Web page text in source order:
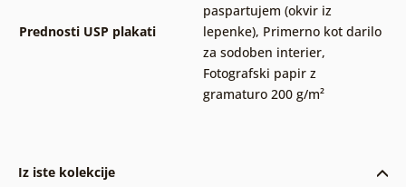
Prednosti USP plakati
paspartujem (okvir iz
lepenke), Primerno kot darilo
za sodoben interier,
Fotografski papir z
gramaturo 200 g/m²
Iz iste kolekcije